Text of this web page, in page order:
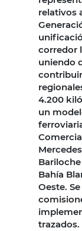
relativos
corredor
uniendo
4.200
un
Bahía
Oeste.
trazados.